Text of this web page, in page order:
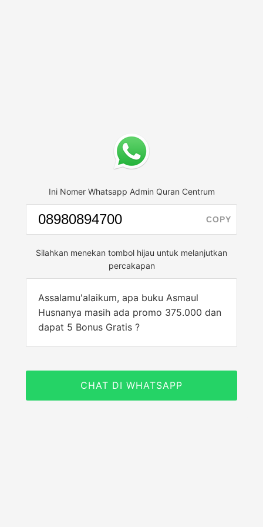
Ini Nomer Whatsapp Admin Quran Centrum
COPY
Silahkan menekan tombol hijau untuk melanjutkan
percakapan
Assalamu'alaikum, apa buku Asmaul
Husnanya masih ada promo 375.000 dan
dapat 5 Bonus Gratis ?
CHAT DI WHATSAPP